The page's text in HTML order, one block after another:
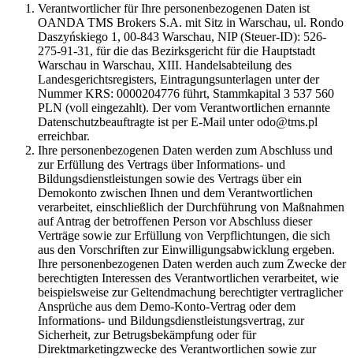
Verantwortlicher für Ihre personenbezogenen Daten ist
OANDA TMS Brokers S.A. mit Sitz in Warschau, ul. Rondo
Daszyńskiego 1, 00-843 Warschau, NIP (Steuer-ID): 526-
275-91-31, für die das Bezirksgericht für die Hauptstadt
Warschau in Warschau, XIII. Handelsabteilung des
Landesgerichtsregisters, Eintragungsunterlagen unter der
Nummer KRS: 0000204776 führt, Stammkapital 3 537 560
PLN (voll eingezahlt). Der vom Verantwortlichen ernannte
Datenschutzbeauftragte ist per E-Mail unter odo@tms.pl
erreichbar.
Ihre personenbezogenen Daten werden zum Abschluss und
zur Erfüllung des Vertrags über Informations- und
Bildungsdienstleistungen sowie des Vertrags über ein
Demokonto zwischen Ihnen und dem Verantwortlichen
verarbeitet, einschließlich der Durchführung von Maßnahmen
auf Antrag der betroffenen Person vor Abschluss dieser
Verträge sowie zur Erfüllung von Verpflichtungen, die sich
aus den Vorschriften zur Einwilligungsabwicklung ergeben.
Ihre personenbezogenen Daten werden auch zum Zwecke der
berechtigten Interessen des Verantwortlichen verarbeitet, wie
beispielsweise zur Geltendmachung berechtigter vertraglicher
Ansprüche aus dem Demo-Konto-Vertrag oder dem
Informations- und Bildungsdienstleistungsvertrag, zur
Sicherheit, zur Betrugsbekämpfung oder für
Direktmarketingzwecke des Verantwortlichen sowie zur